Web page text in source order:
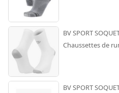
BV SPORT
Chaussettes de
BV SPORT